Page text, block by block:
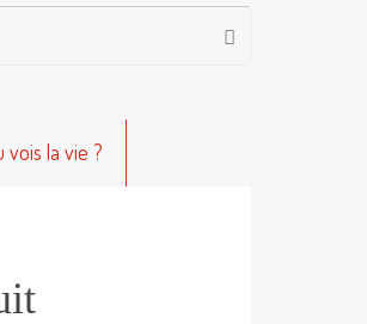
Rechercher
vois la vie ?